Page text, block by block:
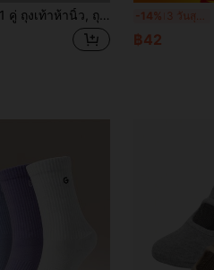
คู่ ถุงเท้าห้านิ้ว, ถุงเท้ากีฬาและโยคะ, ถุงเท้าข้อเท้า -14% 3 วันสุดท้าย
฿42